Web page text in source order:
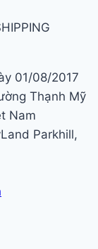
01/08/2017
Thạnh Mỹ
Nam
Parkhill,